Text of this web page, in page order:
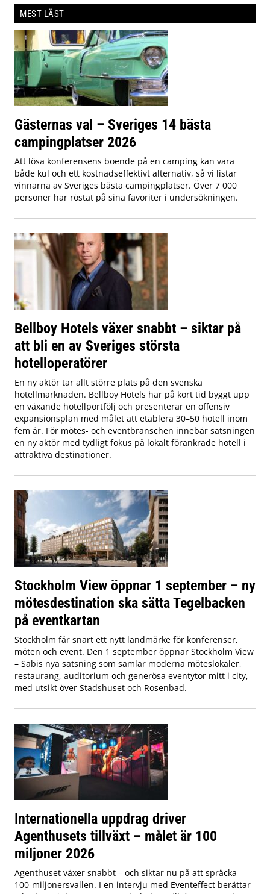
MEST LÄST
Gästernas val – Sveriges 14 bästa
campingplatser 2026
Att lösa konferensens boende på en camping kan vara
både kul och ett kostnadseffektivt alternativ, så vi listar
vinnarna av Sveriges bästa campingplatser. Över 7 000
personer har röstat på sina favoriter i undersökningen.
Bellboy Hotels växer snabbt – siktar på
att bli en av Sveriges största
hotelloperatörer
En ny aktör tar allt större plats på den svenska
hotellmarknaden. Bellboy Hotels har på kort tid byggt upp
en växande hotellportfölj och presenterar en offensiv
expansionsplan med målet att etablera 30–50 hotell inom
fem år. För mötes- och eventbranschen innebär satsningen
en ny aktör med tydligt fokus på lokalt förankrade hotell i
attraktiva destinationer.
Stockholm View öppnar 1 september – ny
mötesdestination ska sätta Tegelbacken
på eventkartan
Stockholm får snart ett nytt landmärke för konferenser,
möten och event. Den 1 september öppnar Stockholm View
– Sabis nya satsning som samlar moderna möteslokaler,
restaurang, auditorium och generösa eventytor mitt i city,
med utsikt över Stadshuset och Rosenbad.
Internationella uppdrag driver
Agenthusets tillväxt – målet är 100
miljoner 2026
Agenthuset växer snabbt – och siktar nu på att spräcka
100-miljonersvallen. I en intervju med Eventeffect berättar